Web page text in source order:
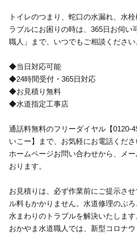
トイレのつまり、蛇口の水漏れ、水
ラブルにお困りの時は、365日お伺い
職人」まで、いつでもご相談ください
◆当日対応可能
◆24時間受付・365日対応
◆お見積り無料
◆水道指定工事店
通話料無料のフリーダイヤル【0120-
いこー】まで、お気軽にお電話くださ
ホームページお問い合わせから、メ
おります。
お見積りは、必ず作業前にご提示さ
ル料もかかりません。水道修理のぷ
水まわりのトラブルを解決いたします
おかやま水道職人では、新型コロナ